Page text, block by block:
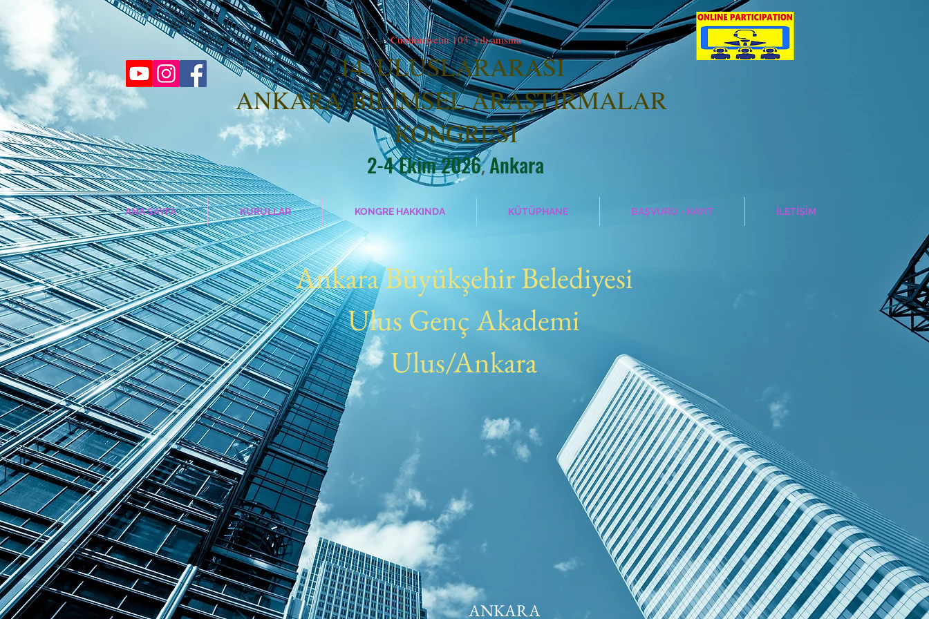
Cumhuriyetin 103. yılı anısına
14. ULUSLARARASI
ANKARABİLİMSEL ARAŞTIRMALAR
KONGRESİ
2-4 Ekim 2026,Ankara
ANA SAYFA KURULLAR KONGRE HAKKINDA KÜTÜPHANE BAŞVURU - KAYIT İLETİŞİM
Ankara Büyükşehir Belediyesi
Ulus Genç Akademi
Ulus/Ankara
ANKARA